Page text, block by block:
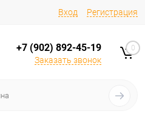
Вход Регистрация
+7 (902) 892-45-19
Заказать звонок
0